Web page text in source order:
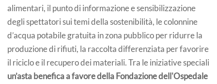
alimentari, il punto di informazione e sensibilizzazione
degli spettatori sui temi della sostenibilità, le colonnine
d’acqua potabile gratuita in zona pubblico per ridurre la
produzione di rifiuti, la raccolta differenziata per favorire
il riciclo e il recupero dei materiali. Tra le iniziative speciali
un’asta benefica a favore della Fondazione dell'Ospedale